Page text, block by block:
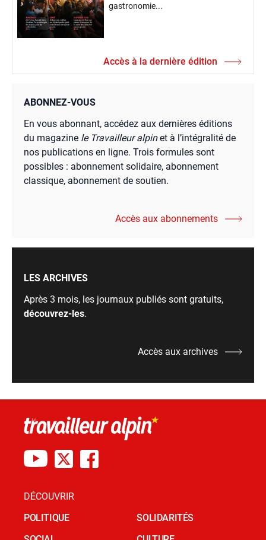
gastronomie...
Accès à la dernière édition
ABONNEZ-VOUS
En vous abonnant, accédez aux dernières éditions
du magazine le Travailleur alpinet à l’intégralité de
nos publications en ligne. Trois formules sont
possibles : abonnement solidaire, abonnement
classique, abonnement de soutien.
Accès aux abonnements
LES ARCHIVES
Après 3 mois, les journaux publiés sont gratuits,
découvrez-les.
Accès aux archives
DÉCOUVRIR
POLITIQUE
SOLIDARITÉS